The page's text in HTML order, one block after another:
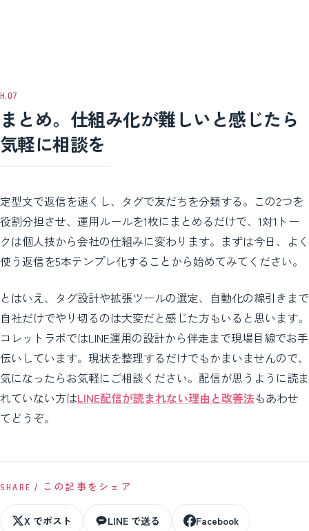
まとめ。仕組み化が難しいと感じたら
気軽に相談を
定型文で返信を速くし、タグで友だちを分類する。この2つを
役割分担させ、運用ルールを1枚にまとめるだけで、1対1トー
クは個人技から会社の仕組みに変わります。まずは今日、よく
使う返信を5本テンプレ化することから始めてみてください。
とはいえ、タグ設計や拡張ツールの選定、自動化の線引きまで
自社だけでやり切るのは大変だと感じた方もいると思います。
コレットラボではLINE運用の設計から伴走まで現場目線でお手
伝いしています。現状を整理するだけでもかまいませんので、
気になったらお気軽にご相談ください。配信が思うように読ま
れていない方はLINE配信が読まれない理由と改善法もあわせ
てどうぞ。
SHARE / この記事をシェア
X でポスト LINE で送る Facebook